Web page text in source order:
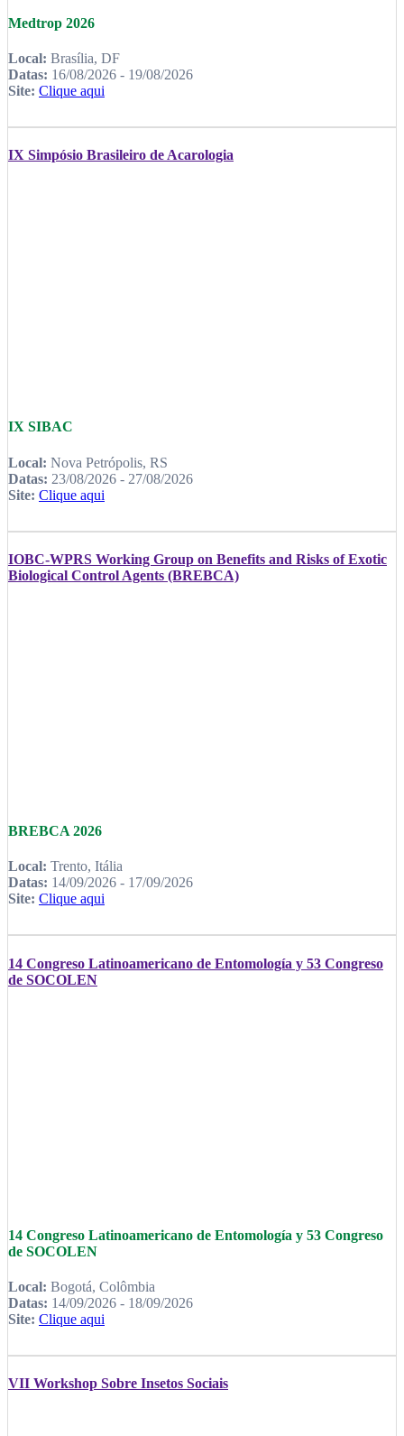
Medtrop 2026
Local: Brasília, DF
Datas: 16/08/2026 - 19/08/2026
Site: Clique aqui
IX Simpósio Brasileiro de Acarologia
IX SIBAC
Local: Nova Petrópolis, RS
Datas: 23/08/2026 - 27/08/2026
Site: Clique aqui
IOBC-WPRS Working Group on Benefits and Risks of Exotic
Biological Control Agents (BREBCA)
BREBCA 2026
Local: Trento, Itália
Datas: 14/09/2026 - 17/09/2026
Site: Clique aqui
14 Congreso Latinoamericano de Entomología y 53 Congreso
de SOCOLEN
14 Congreso Latinoamericano de Entomología y 53 Congreso
de SOCOLEN
Local: Bogotá, Colômbia
Datas: 14/09/2026 - 18/09/2026
Site: Clique aqui
VII Workshop Sobre Insetos Sociais